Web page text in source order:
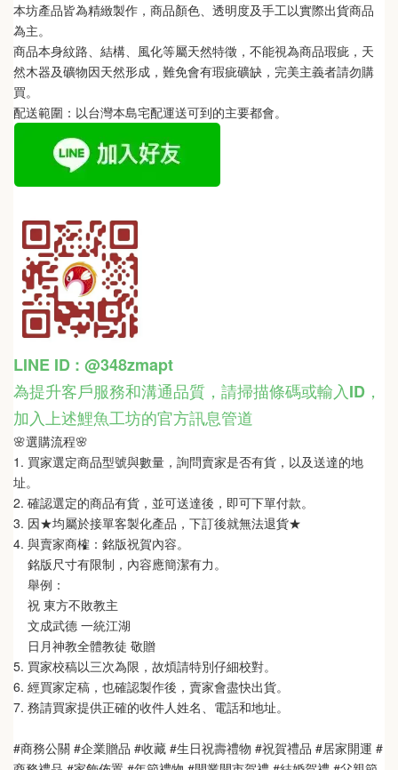
本坊產品皆為精緻製作，商品顏色、透明度及手工以實際出貨商品
為主。
商品本身紋路、結構、風化等屬天然特徵，不能視為商品瑕疵，天
然木器及礦物因天然形成，難免會有瑕疵礦缺，完美主義者請勿購
買。
配送範圍：以台灣本島宅配運送可到的主要都會。
LINE ID : @348zmapt
為提升客戶服務和溝通品質，請掃描條碼或輸入ID ，
加入上述鯉魚工坊的官方訊息管道
🌸選購流程🌸
1. 買家選定商品型號與數量，詢問賣家是否有貨，以及送達的地
址。
2. 確認選定的商品有貨，並可送達後，即可下單付款。
3. 因★均屬於接單客製化產品，下訂後就無法退貨★
4. 與賣家商榷：銘版祝賀內容。
銘版尺寸有限制，內容應簡潔有力。
舉例：
祝 東方不敗教主
文成武德 一統江湖
日月神教全體教徒 敬贈
5. 買家校稿以三次為限，故煩請特別仔細校對。
6. 經買家定稿，也確認製作後，賣家會盡快出貨。
7. 務請買家提供正確的收件人姓名、電話和地址。
#商務公關 #企業贈品 #收藏 #生日祝壽禮物 #祝賀禮品 #居家開運 #